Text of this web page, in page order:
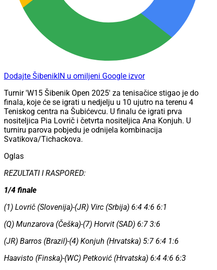
Dodajte ŠibenikIN u omiljeni Google izvor
Turnir 'W15 Šibenik Open 2025' za tenisačice stigao je do
finala, koje će se igrati u nedjelju u 10 ujutro na terenu 4
Teniskog centra na Šubićevcu. U finalu će igrati prva
nositeljica Pia Lovrič i četvrta nositeljica Ana Konjuh. U
turniru parova pobjedu je odnijela kombinacija
Svatikova/Tichackova.
Oglas
REZULTATI I RASPORED:
1/4 finale
(1) Lovrič (Slovenija)-(JR) Virc (Srbija) 6:4 4:6 6:1
(Q) Munzarova (Češka)-(7) Horvit (SAD) 6:7 3:6
(JR) Barros (Brazil)-(4) Konjuh (Hrvatska) 5:7 6:4 1:6
Haavisto (Finska)-(WC) Petković (Hrvatska) 6:4 4:6 6:3